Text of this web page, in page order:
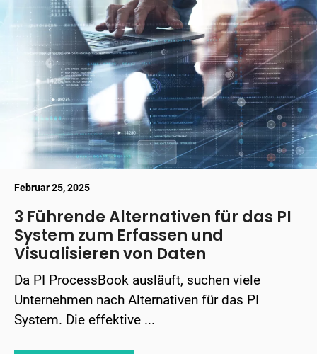
Februar 25, 2025
3 Führende Alternativen für das PI
System zum Erfassen und
Visualisieren von Daten
Da PI ProcessBook ausläuft, suchen viele
Unternehmen nach Alternativen für das PI
System. Die effektive ...